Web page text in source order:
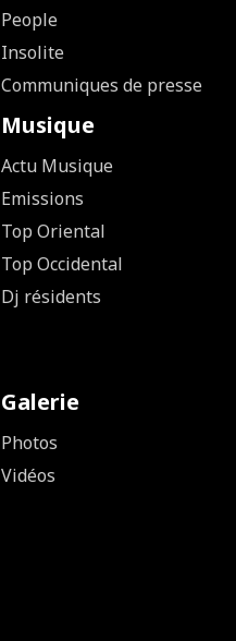
People
Insolite
Communiques de presse
Musique
Actu Musique
Emissions
Top Oriental
Top Occidental
Dj résidents
Galerie
Photos
Vidéos